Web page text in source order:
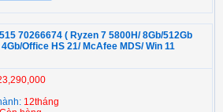
70266674 ( Ryzen 7 5800H/ 8Gb/512Gb
Office HS 21/ McAfee MDS/ Win 11
12tháng